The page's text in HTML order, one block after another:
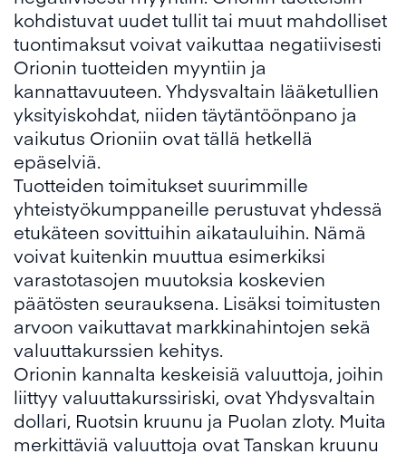
kohdistuvat uudet tullit tai muut mahdolliset
tuontimaksut voivat vaikuttaa negatiivisesti
Orionin tuotteiden myyntiin ja
kannattavuuteen. Yhdysvaltain lääketullien
yksityiskohdat, niiden täytäntöönpano ja
vaikutus Orioniin ovat tällä hetkellä
epäselviä.
Tuotteiden toimitukset suurimmille
yhteistyökumppaneille perustuvat yhdessä
etukäteen sovittuihin aikatauluihin. Nämä
voivat kuitenkin muuttua esimerkiksi
varastotasojen muutoksia koskevien
päätösten seurauksena. Lisäksi toimitusten
arvoon vaikuttavat markkinahintojen sekä
valuuttakurssien kehitys.
Orionin kannalta keskeisiä valuuttoja, joihin
liittyy valuuttakurssiriski, ovat Yhdysvaltain
dollari, Ruotsin kruunu ja Puolan zloty. Muita
merkittäviä valuuttoja ovat Tanskan kruunu